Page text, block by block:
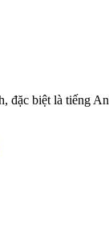
biệt là tiếng